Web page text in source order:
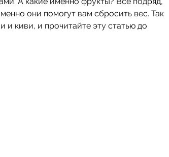
они помогут вам сбросить вес. Так
и киви, и прочитайте эту статью до